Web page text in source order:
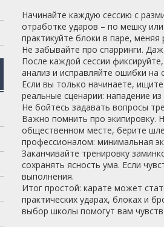
Начинайте каждую сессию с
отработке ударов – по мешку
практикуйте блоки в паре,
Не забывайте про спарринги.
После каждой сессии
анализ и исправляйте ошибки на
Если вы только начинаете,
реальные сценарии: нападение
Не бойтесь задавать вопросы
Важно помнить про экипировку.
общественном месте, берите
профессионалом: минимальная
Заканчивайте тренировку
сохранять ясность ума. Если
выполнения.
Итог простой: карате может
практических ударах, блоках и
выбор школы помогут вам